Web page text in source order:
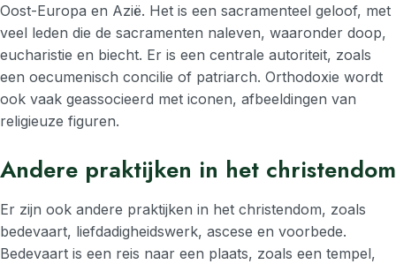
Oost-Europa en Azië. Het is een sacramenteel geloof, met
veel leden die de sacramenten naleven, waaronder doop,
eucharistie en biecht. Er is een centrale autoriteit, zoals
een oecumenisch concilie of patriarch. Orthodoxie wordt
ook vaak geassocieerd met iconen, afbeeldingen van
religieuze figuren.
Andere praktijken in het christendom
Er zijn ook andere praktijken in het christendom, zoals
bedevaart, liefdadigheidswerk, ascese en voorbede.
Bedevaart is een reis naar een plaats, zoals een tempel,